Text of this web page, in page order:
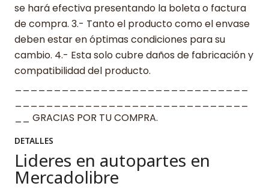
se hará efectiva presentando la boleta o factura
de compra. 3.- Tanto el producto como el envase
deben estar en óptimas condiciones para su
cambio. 4.- Esta solo cubre daños de fabricación y
compatibilidad del producto.
__ GRACIAS POR TU COMPRA.
DETALLES
Lideres en autopartes en
Mercadolibre